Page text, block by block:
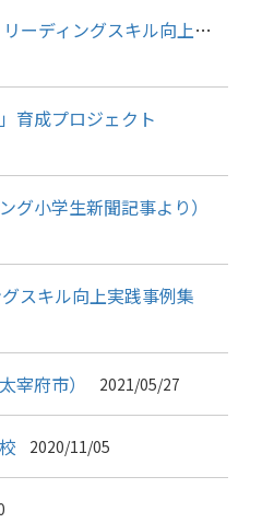
福島県教育庁義務教育課 リーディングスキル向上実践事例集【第２版】
育成プロジェクト
グ小学生新聞記事より）
スキル向上実践事例集
宰府市） 2021/05/27
2020/11/05